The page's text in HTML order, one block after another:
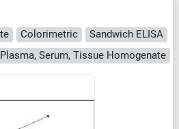
Colorimetric
Sandwich ELISA
Plasma, Serum, Tissue Homogenate